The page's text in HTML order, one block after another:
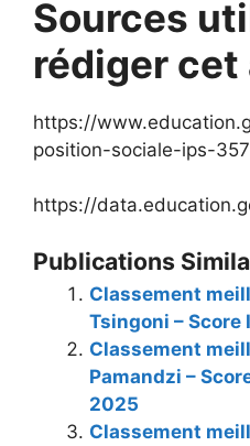
Sources
rédiger
https://
position-sociale-ips-
https://
Publications
Classement
Tsingoni – Score
Classement
Pamandzi –
2025
Classement